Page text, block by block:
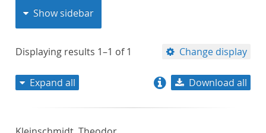
Show sidebar
Displaying results 1–1 of1 Change display
Expand all Download all